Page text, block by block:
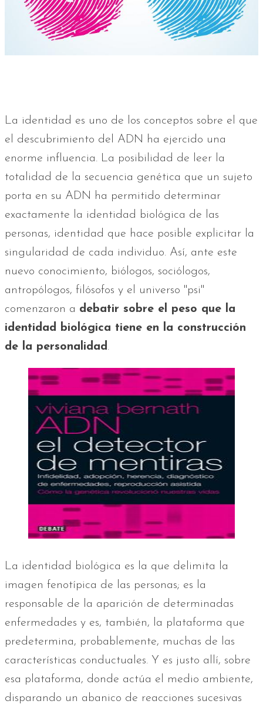
La identidad es uno de los conceptos sobre el que
el descubrimiento del ADN ha ejercido una
enorme influencia. La posibilidad de leer la
totalidad de la secuencia genética que un sujeto
porta en su ADN ha permitido determinar
exactamente la identidad biológica de las
personas, identidad que hace posible explicitar la
singularidad de cada individuo. Así, ante este
nuevo conocimiento, biólogos, sociólogos,
antropólogos, filósofos y el universo "psi"
comenzaron a debatir sobre el peso que la
identidad biológica tiene en la construcción
de la personalidad.
La identidad biológica es la que delimita la
imagen fenotípica de las personas; es la
responsable de la aparición de determinadas
enfermedades y es, también, la plataforma que
predetermina, probablemente, muchas de las
características conductuales. Y es justo allí, sobre
esa plataforma, donde actúa el medio ambiente,
disparando un abanico de reacciones sucesivas